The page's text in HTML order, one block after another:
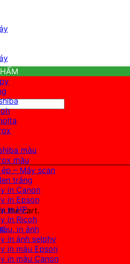
the cart.
màu
màu
– Máy scan
trắng
in Canon
in Epson
in HP
in Ricoh
in ảnh
in ảnh selphy
in màu Epson
in màu Canon